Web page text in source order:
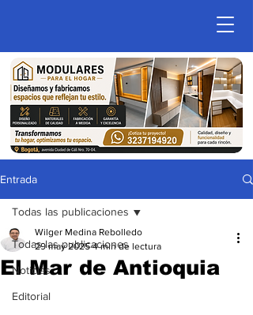
Entrada
Todas las publicaciones
Noticias
Editorial
Todas las publicaciones
El Mar de Antioquia
Wilger Medina Rebolledo
29 may 2025 4 min de lectura